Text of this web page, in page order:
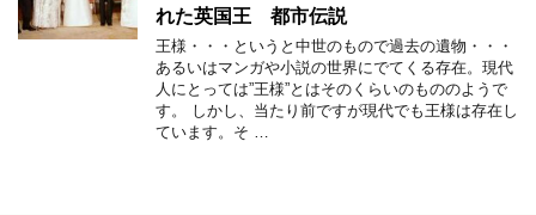
れた英国王 都市伝説
王様・・・というと中世のもので過去の遺物・・・
あるいはマンガや小説の世界にでてくる存在。現代
人にとっては”王様”とはそのくらいのもののようで
す。 しかし、当たり前ですが現代でも王様は存在し
ています。そ …